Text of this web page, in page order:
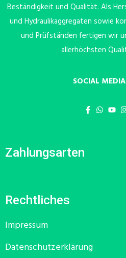
Beständigkeit und Qualität. Als
und Hydraulikaggregaten sowie
und Prüfständen fertigen wir
allerhöchsten
SOCIAL
Zahlungsarten
Rechtliches
Impressum
Datenschutzerklärung